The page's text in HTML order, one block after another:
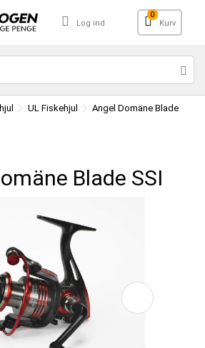
Log ind
0
Kurv
UL Fiskehjul
Angel Domäne Blade
Blade SSI